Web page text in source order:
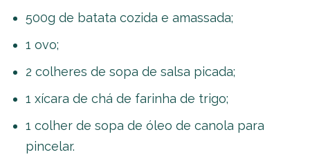
500g de batata cozida e amassada;
1 ovo;
2 colheres de sopa de salsa picada;
1 xícara de chá de farinha de trigo;
1 colher de sopa de óleo de canola para
pincelar.